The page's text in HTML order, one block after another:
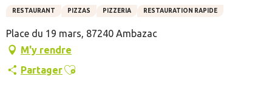
RESTAURANT PIZZAS PIZZERIA RESTAURATION RAPIDE
Place du 19 mars, 87240 Ambazac
M'y rendre
PartagerAjouter aux favoris